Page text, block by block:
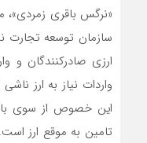
«نرگس باقری زمردی»،
سازمان توسعه تجارت
ارزی صادرکنندگان و
واردات نیاز به ارز
این خصوص از سوی